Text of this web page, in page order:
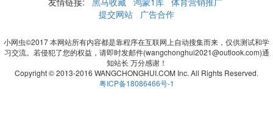
提交网站
广告合作
小网虫©2017 本网站所有内容都是靠程序在互联网上自动搜集而来，仅供测试和学
习交流。若侵犯了您的权益，请即时发邮件(wangchonghui2021@outlook.com)通
知站长 万分感谢！
Copyright © 2013-2016 WANGCHONGHUI.COM Inc. All Rights Reserved.
粤ICP备18086466号-1